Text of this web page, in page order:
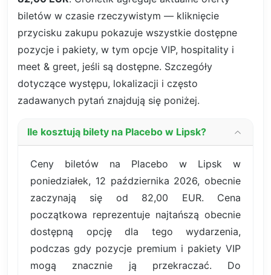
biletów w czasie rzeczywistym — kliknięcie
przycisku zakupu pokazuje wszystkie dostępne
pozycje i pakiety, w tym opcje VIP, hospitality i
meet & greet, jeśli są dostępne. Szczegóły
dotyczące występu, lokalizacji i często
zadawanych pytań znajdują się poniżej.
Ile kosztują bilety na Placebo w Lipsk?
Ceny biletów na Placebo w Lipsk w
poniedziałek, 12 października 2026, obecnie
zaczynają się od 82,00 EUR. Cena
początkowa reprezentuje najtańszą obecnie
dostępną opcję dla tego wydarzenia,
podczas gdy pozycje premium i pakiety VIP
mogą znacznie ją przekraczać. Do